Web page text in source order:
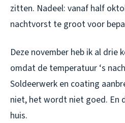
zitten. Nadeel: vanaf half
nachtvorst te groot voor
Deze november heb ik al drie
omdat de temperatuur ‘s
Soldeerwerk en coating
niet, het wordt niet goed. En
huis.